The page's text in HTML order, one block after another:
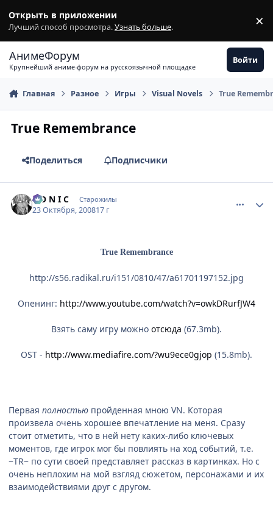
Открыть в приложении
Лучший способ просмотра.Узнать больше. ×
АнимеФорум
Крупнейший аниме-форум на русскоязычной площадке
Войти
Главная Разное Игры Visual Novels True
True Remembrance
Поделиться Подписчики
S O N I C Старожилы
23 Октября, 200817 г
True Remembrance
http://s56.radikal.ru/i151/0810/47/a61701197152.jpg
Опенинг: http://www.youtube.com/watch?v=owkDRurfJW4
Взять саму игру можно отсюда (67.3mb).
OST - http://www.mediafire.com/?wu9ece0gjop (15.8mb).
Первая полностью пройденная мною VN. Которая
произвела очень хорошее впечатление на меня. Сразу
стоит отметить, что в ней нету каких-либо ключевых
моментов, где игрок мог бы повлиять на ход событий, т.е.
~TR~ по сути своей представляет рассказ в картинках. Но с
очень неплохим на мой взгляд сюжетом, персонажами и их
взаимодействиями друг с другом.